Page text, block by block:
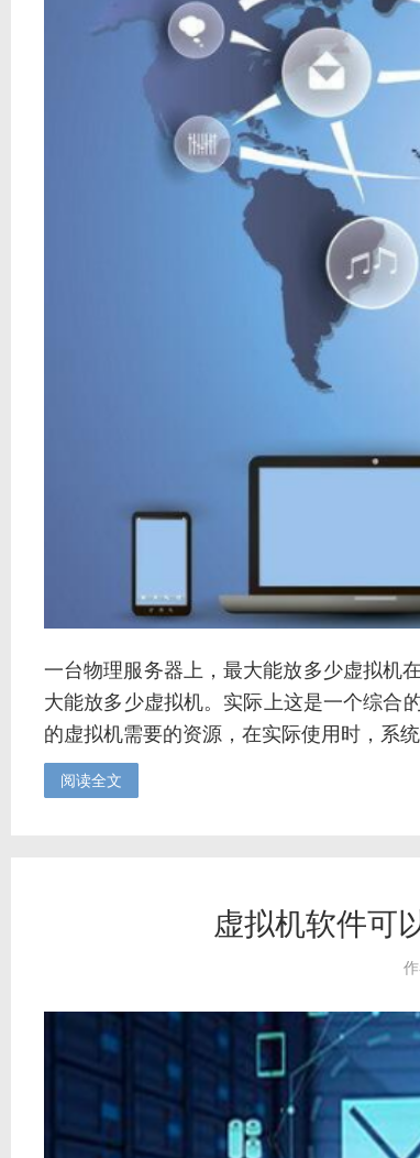
一台物理服务器上，最大能放多少虚拟机
大能放多少虚拟机。实际上这是一个综合
的虚拟机需要的资源，在实际使用时，系
阅读全文
虚拟机软件可